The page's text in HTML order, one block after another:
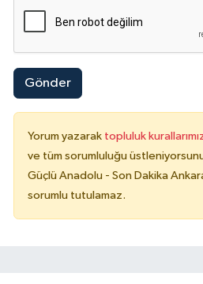
Gönder
Yorum yazarak topluluk
ve tüm sorumluluğu
Güçlü Anadolu - Son Dakika
sorumlu tutulamaz.